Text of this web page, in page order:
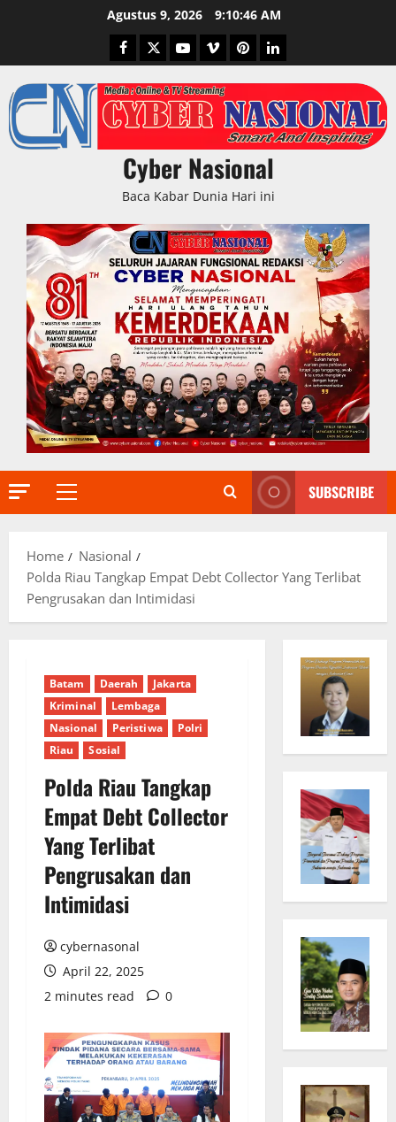
Agustus 9, 2026 9:10:47 AM
Facebook
TwitterYoutubeVimeoPinterestLinkedIn
Cyber Nasional
Baca Kabar Dunia Hari ini
Primary
SUBSCRIBE
Home
Nasional
Polda Riau Tangkap Empat Debt Collector Yang Terlibat
Pengrusakan dan Intimidasi
Batam Daerah
Jakarta
Kriminal
Lembaga
Nasional
Peristiwa
Polri
Riau
Sosial
Polda Riau Tangkap
Empat Debt Collector
Yang Terlibat
Pengrusakan dan
Intimidasi
cybernasonal
April 22, 2025
2 minutes read
0